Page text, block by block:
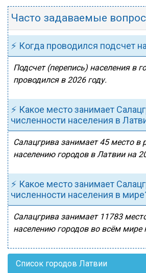
Часто задаваемые
⚡ Когда проводился подсчет
Подсчет (перепись) населения в
проводился в 2026 году.
⚡ Какое место занимает
численности населения в
Салацгрива занимает 45 место в
населению городов в Латвии на
⚡ Какое место занимает
численности населения в
Салацгрива занимает 11783
населению городов во всём мире
Список городов Латвии